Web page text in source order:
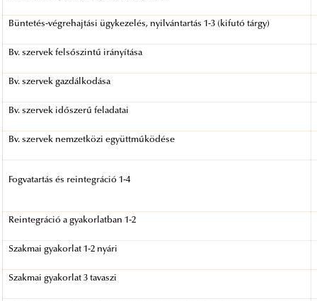
Büntetés-végrehajtási ügykezelés, nyilvántartás 1-3 (kifutó tárgy)
Bv. szervek felsőszintű irányítása
Bv. szervek gazdálkodása
Bv. szervek időszerű feladatai
Bv. szervek nemzetközi együttműködése
Fogvatartás és reintegráció 1-4
Reintegráció a gyakorlatban 1-2
Szakmai gyakorlat 1-2 nyári
Szakmai gyakorlat 3 tavaszi